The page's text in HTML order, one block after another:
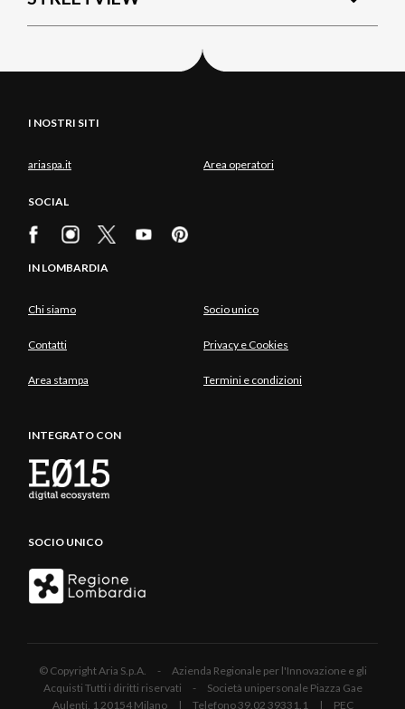
I NOSTRI SITI
ariaspa.it Area operatori
SOCIAL
IN LOMBARDIA
Chi siamo Socio unico
Contatti Privacy e Cookies
Area stampa Termini e condizioni
INTEGRATO CON
SOCIO UNICO
© Copyright Aria S.p.A. - Azienda Regionale per l'Innovazione e gli
Acquisti Tutti i diritti riservati - Società unipersonale Piazza Gae
Aulenti, 1 20154 Milano | Telefono 39.02 39331.1 | PEC